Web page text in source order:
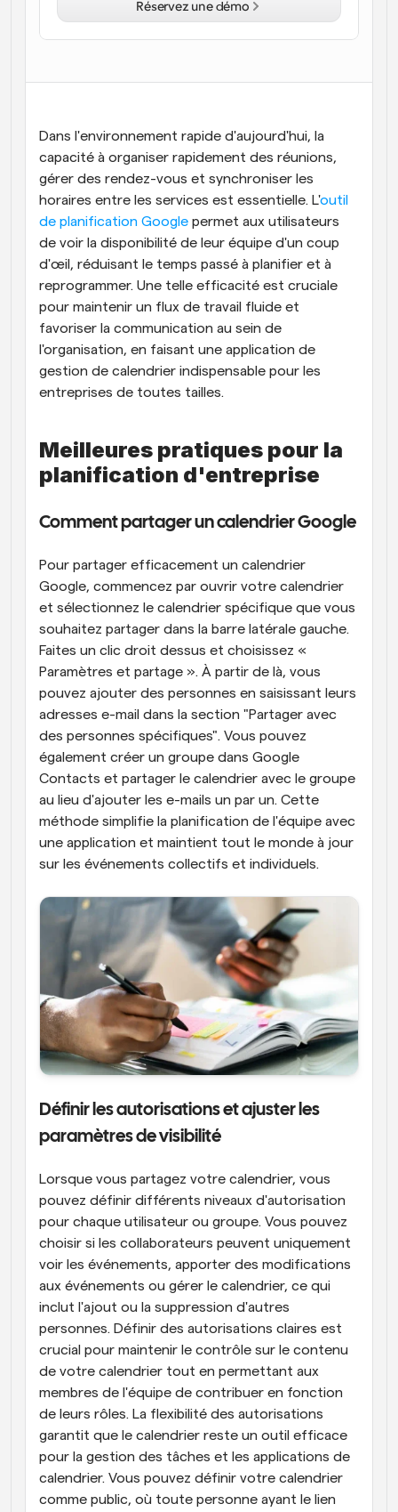
Blog
Réunions instantanées
Rencontrez des clients en quelques minutes
Réservez facilement des réunions avec plusieurs
personnes
Webhooks
Soyez informé lorsque quelque chose se passe
Dans l'environnement rapide d'aujourd'hui, la
capacité à organiser rapidement des réunions,
gérer des rendez-vous et synchroniser les
horaires entre les services est essentielle. L'outil
de planification Google permet aux utilisateurs
de voir la disponibilité de leur équipe d'un coup
d'œil, réduisant le temps passé à planifier et à
reprogrammer. Une telle efficacité est cruciale
pour maintenir un flux de travail fluide et
favoriser la communication au sein de
l'organisation, en faisant une application de
gestion de calendrier indispensable pour les
entreprises de toutes tailles.
Meilleures pratiques pour la
planification d'entreprise
Comment partager un calendrier Google
Pour partager efficacement un calendrier
Google, commencez par ouvrir votre calendrier
et sélectionnez le calendrier spécifique que vous
souhaitez partager dans la barre latérale gauche.
Faites un clic droit dessus et choisissez «
Paramètres et partage ». À partir de là, vous
pouvez ajouter des personnes en saisissant leurs
adresses e-mail dans la section "Partager avec
des personnes spécifiques". Vous pouvez
également créer un groupe dans Google
Contacts et partager le calendrier avec le groupe
au lieu d'ajouter les e-mails un par un. Cette
méthode simplifie la planification de l'équipe avec
une application et maintient tout le monde à jour
sur les événements collectifs et individuels.
Définir les autorisations et ajuster les
paramètres de visibilité
Lorsque vous partagez votre calendrier, vous
pouvez définir différents niveaux d'autorisation
pour chaque utilisateur ou groupe. Vous pouvez
choisir si les collaborateurs peuvent uniquement
voir les événements, apporter des modifications
aux événements ou gérer le calendrier, ce qui
inclut l'ajout ou la suppression d'autres
personnes. Définir des autorisations claires est
crucial pour maintenir le contrôle sur le contenu
de votre calendrier tout en permettant aux
membres de l'équipe de contribuer en fonction
de leurs rôles. La flexibilité des autorisations
garantit que le calendrier reste un outil efficace
pour la gestion des tâches et les applications de
calendrier. Vous pouvez définir votre calendrier
comme public, où toute personne ayant le lien
Réservez une démo